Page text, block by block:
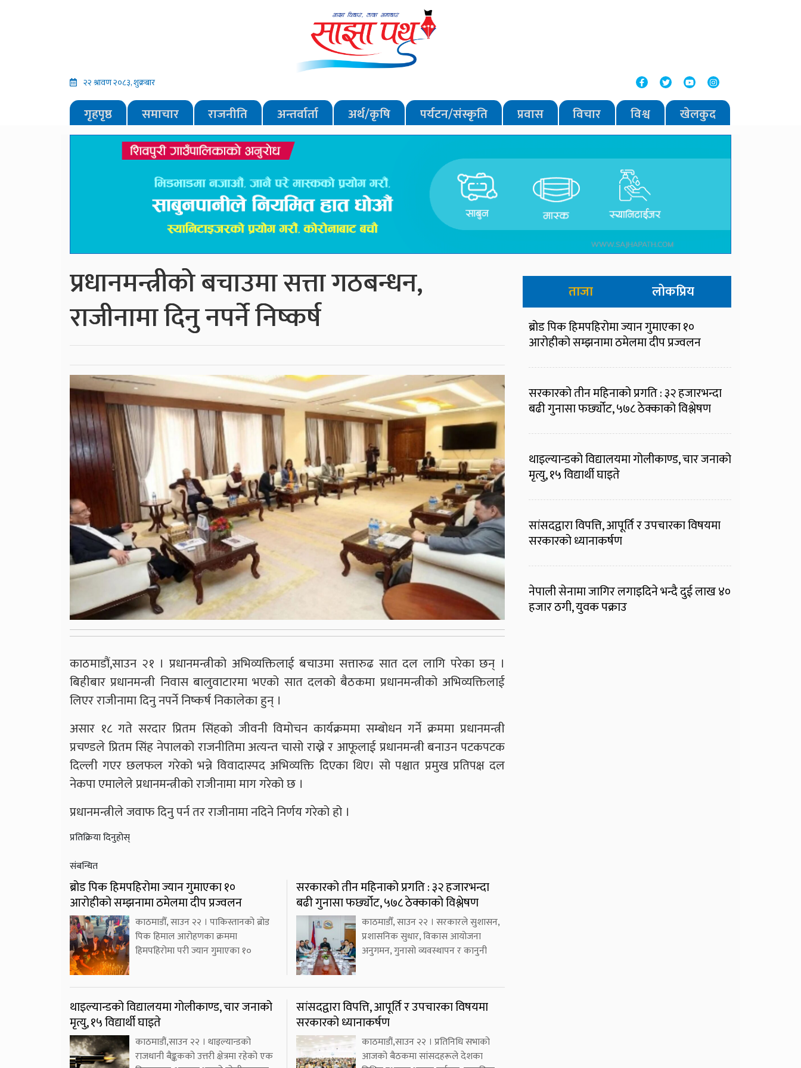
२२ श्रावण २०८३, शुक्रबार
गृहपृष्ठ समाचार राजनीति अन्तर्वार्ता अर्थ/कृषि पर्यटन/संस्कृति प्रवास विचार विश्व खेलकुद
प्रधानमन्त्रीको बचाउमा सत्ता गठबन्धन,
राजीनामा दिनु नपर्ने निष्कर्ष
काठमाडौं,साउन २१ । प्रधानमन्त्रीको अभिव्यक्तिलाई बचाउमा सत्तारुढ सात दल लागि परेका छन् ।
बिहीबार प्रधानमन्त्री निवास बालुवाटारमा भएको सात दलको बैठकमा प्रधानमन्त्रीको अभिव्यक्तिलाई
लिएर राजीनामा दिनु नपर्ने निष्कर्ष निकालेका हुन् ।
असार १८ गते सरदार प्रितम सिंहको जीवनी विमोचन कार्यक्रममा सम्बोधन गर्ने क्रममा प्रधानमन्त्री
प्रचण्डले प्रितम सिंह नेपालको राजनीतिमा अत्यन्त चासो राख्ने र आफूलाई प्रधानमन्त्री बनाउन पटकपटक
दिल्ली गएर छलफल गरेको भन्ने विवादास्पद अभिव्यक्ति दिएका थिए। सो पश्चात प्रमुख प्रतिपक्ष दल
नेकपा एमालेले प्रधानमन्त्रीको राजीनामा माग गरेको छ ।
प्रधानमन्त्रीले जवाफ दिनु पर्न तर राजीनामा नदिने निर्णय गरेको हो ।
प्रतिक्रिया दिनुहोस्
संबन्धित
ब्रोड पिक हिमपहिरोमा ज्यान गुमाएका १०
आरोहीको सम्झनामा ठमेलमा दीप प्रज्वलन
काठमाडौँ, साउन २२ । पाकिस्तानको ब्रोड
पिक हिमाल आरोहणका क्रममा
हिमपहिरोमा परी ज्यान गुमाएका १०
सरकारको तीन महिनाको प्रगति : ३२ हजारभन्दा
बढी गुनासा फर्छ्योट, ५७८ ठेक्काको विश्लेषण
काठमाडौँ, साउन २२ । सरकारले सुशासन,
प्रशासनिक सुधार, विकास आयोजना
अनुगमन, गुनासो व्यवस्थापन र कानुनी
थाइल्यान्डको विद्यालयमा गोलीकाण्ड, चार जनाको
मृत्यु, १५ विद्यार्थी घाइते
काठमाडौं,साउन २२ । थाइल्यान्डको
राजधानी बैङ्ककको उत्तरी क्षेत्रमा रहेको एक
सांसदद्वारा विपत्ति, आपूर्ति र उपचारका विषयमा
सरकारको ध्यानाकर्षण
काठमाडौं,साउन २२ । प्रतिनिधि सभाको
आजको बैठकमा सांसदहरूले देशका
ताजा लोकप्रिय
ब्रोड पिक हिमपहिरोमा ज्यान गुमाएका १०
आरोहीको सम्झनामा ठमेलमा दीप प्रज्वलन
सरकारको तीन महिनाको प्रगति : ३२ हजारभन्दा
बढी गुनासा फर्छ्योट, ५७८ ठेक्काको विश्लेषण
थाइल्यान्डको विद्यालयमा गोलीकाण्ड, चार जनाको
मृत्यु, १५ विद्यार्थी घाइते
सांसदद्वारा विपत्ति, आपूर्ति र उपचारका विषयमा
सरकारको ध्यानाकर्षण
नेपाली सेनामा जागिर लगाइदिने भन्दै दुई लाख ४०
हजार ठगी, युवक पक्राउ